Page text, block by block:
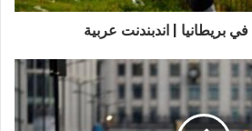
بريطانيا | اندبندنت عربية